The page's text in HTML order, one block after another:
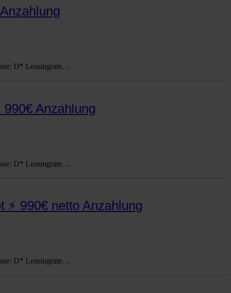
D* Lea­sing­ra­te…
990€ Anzahlung
D* Lea­sing­ra­te…
⚡ 990€ netto Anzahlung
D* Lea­sing­ra­te…